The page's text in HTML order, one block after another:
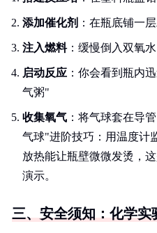
添加催化剂 ：在瓶底铺一
注入燃料：缓慢倒入双氧水
启动反应 ：你会看到瓶内
气粥"
收集氧气 ：将气球套在导
气球"进阶技巧：用温度计
放热能让瓶壁微微发烫，
演示。
三、安全须知：化学实